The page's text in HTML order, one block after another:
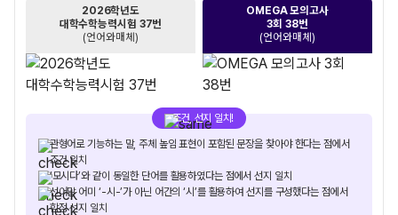
2026학년도
대학수학능력시험 37번
(언어와매체)
OMEGA 모의고사
3회 38번
(언어와매체)
관형어로 기능하는 말, 주체 높임 표현이 포함된 문장을 찾아야 한다는 점에서
조건 일치
‘모시다’와 같이 동일한 단어를 활용하였다는 점에서 선지 일치
선어말 어미 ‘-시-’가 아닌 어간의 ‘시’를 활용하여 선지를 구성했다는 점에서
함정 선지 일치
조건, 선지 일치!